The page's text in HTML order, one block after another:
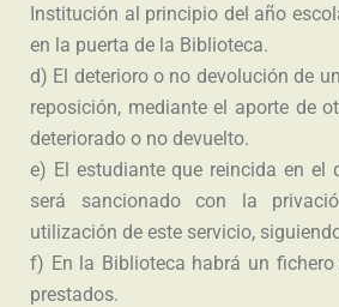
Institución al principio del año
en la puerta de la Biblioteca.
d) El deterioro o no devolución de
reposición, mediante el aporte de
deteriorado o no devuelto.
e) El estudiante que reincida en el
será sancionado con la
utilización de este servicio,
f) En la Biblioteca habrá un
prestados.